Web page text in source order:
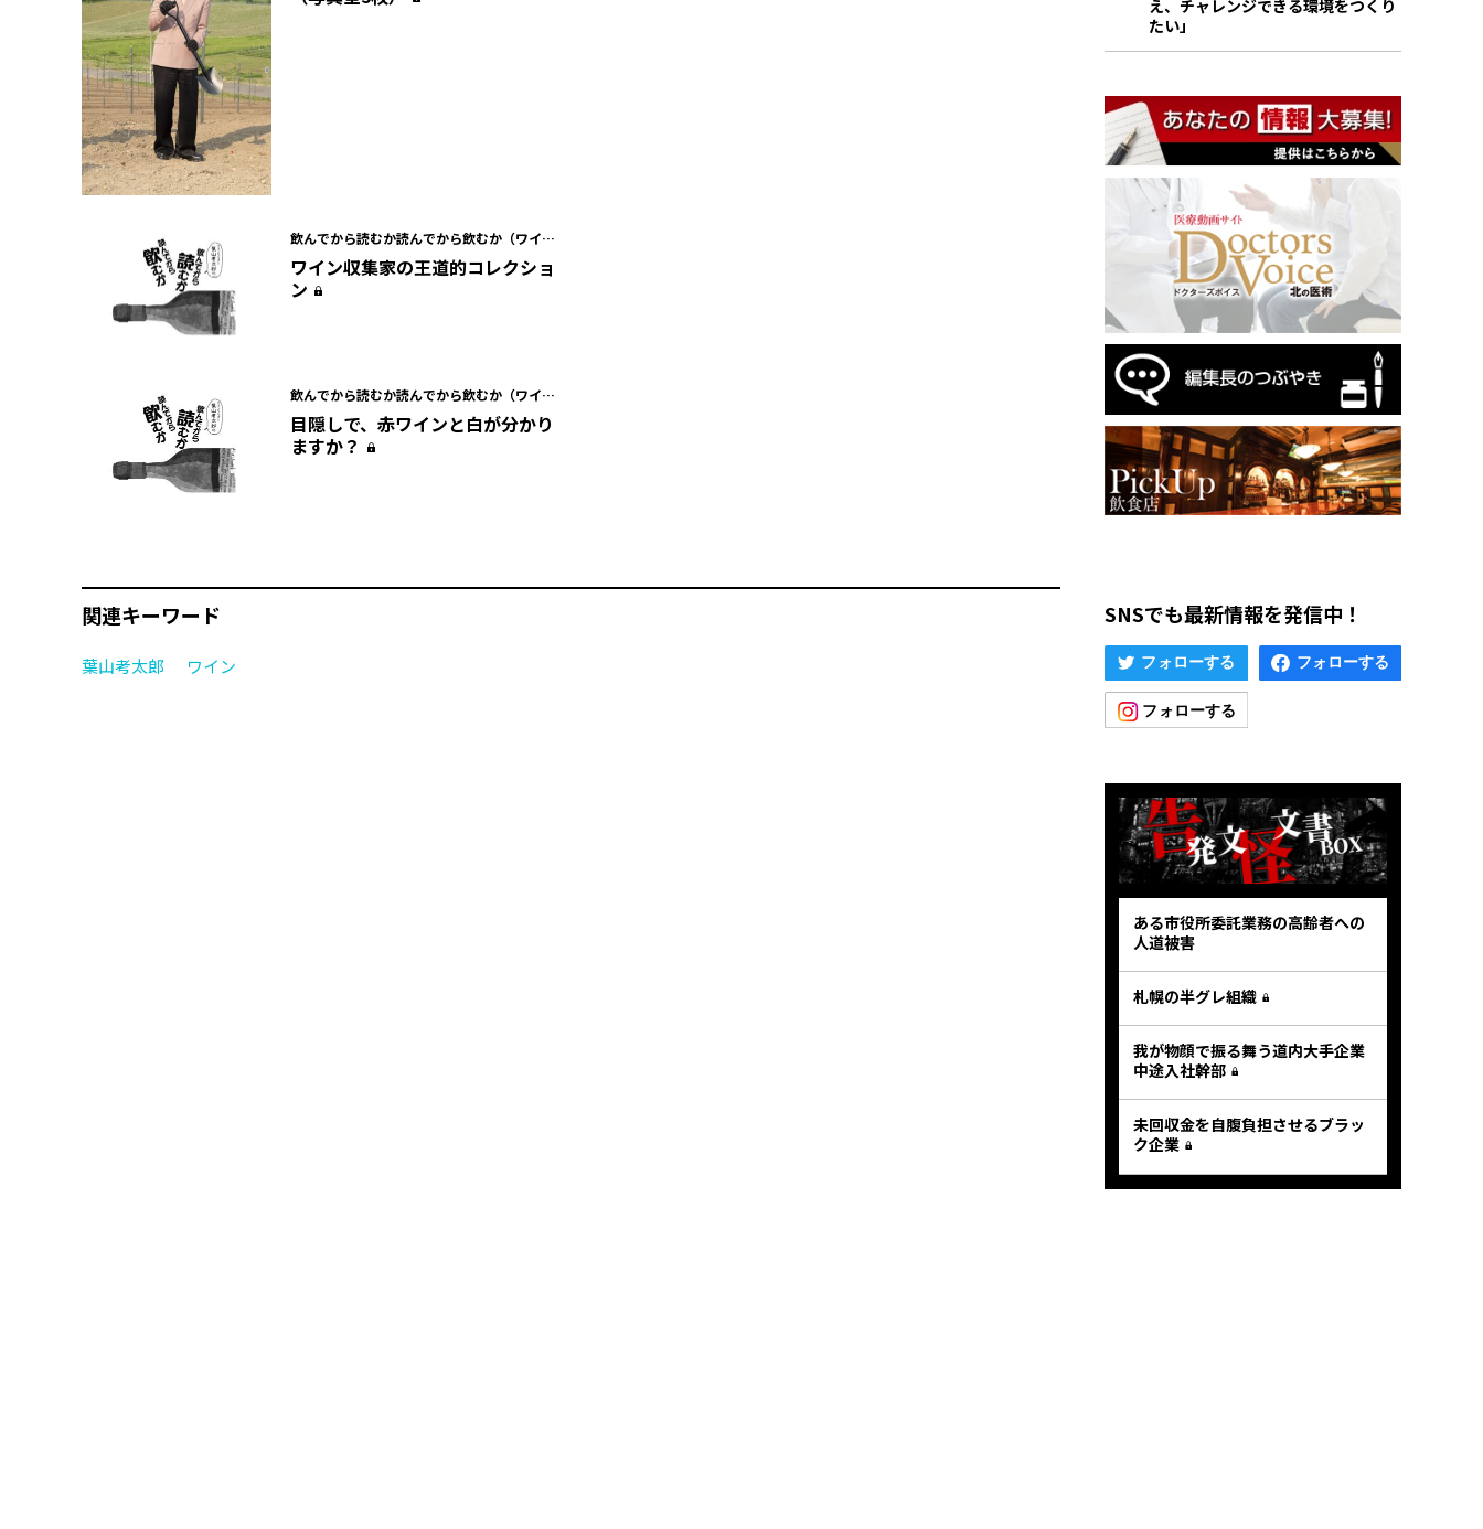
飲んでから読むか読んでから飲むか（ワイ
ン）
ワイン収集家の王道的コレクショ
ン
飲んでから読むか読んでから飲むか（ワイ
ン）
目隠しで、赤ワインと白が分かり
ますか？
関連キーワード
葉山考太郎 ワイン
え、チャレンジできる環境をつくり
たい」
SNSでも最新情報を発信中！
ある市役所委託業務の高齢者への
人道被害
札幌の半グレ組織
我が物顔で振る舞う道内大手企業
中途入社幹部
未回収金を自腹負担させるブラッ
ク企業